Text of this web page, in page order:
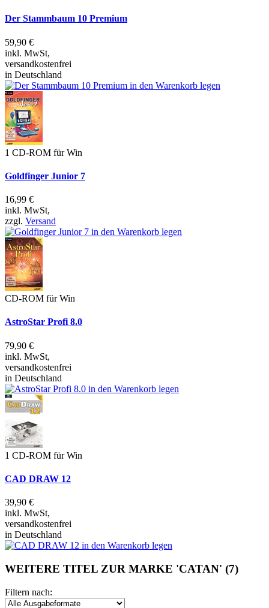
Der Stammbaum 10 Premium
59,90 €
inkl. MwSt,
versandkostenfrei
in Deutschland
1 CD-ROM für Win
Goldfinger Junior 7
16,99 €
inkl. MwSt,
zzgl. Versand
CD-ROM für Win
AstroStar Profi 8.0
79,90 €
inkl. MwSt,
versandkostenfrei
in Deutschland
1 CD-ROM für Win
CAD DRAW 12
39,90 €
inkl. MwSt,
versandkostenfrei
in Deutschland
WEITERE TITEL ZUR MARKE 'CATAN' (7)
Filtern nach: